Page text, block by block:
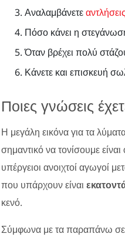
Αναλαμβάνετε
Πόσο κάνει η
Όταν βρέχει πολύ
Κάνετε και επισκευή
Ποιες γνώσεις
Η μεγάλη εικόνα για τα
σημαντικό να τονίσουμε
υπέργειοι ανοιχτοί αγωγοί
που υπάρχουν είναι
κενό.
Σύμφωνα με τα παραπάνω σε